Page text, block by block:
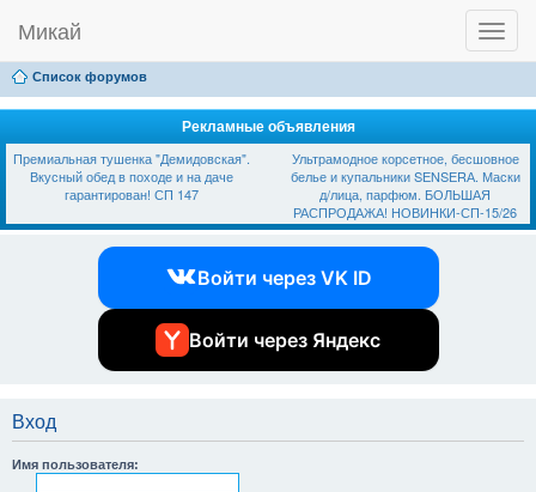
T
o
g
l
n
a
v
g
Микай
Ссылки Вход
Список форумов
Рекламные объявления
Премиальная тушенка "Демидовская".
Вкусный обед в походе и на даче
гарантирован! СП 147
Ультрамодное корсетное, бесшовное
белье и купальники SЕNSЕRА. Маски
д/лица, парфюм. БОЛЬШАЯ
РАСПРОДАЖА! НОВИНКИ-СП-15/26
Войти через VK ID
Войти через Яндекс
Вход
Имя пользователя: